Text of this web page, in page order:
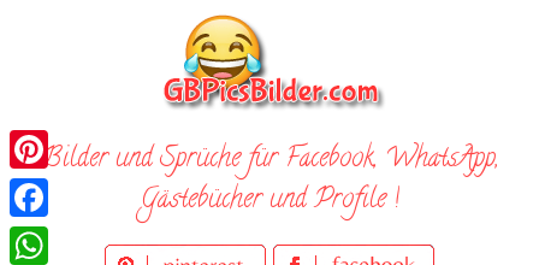
Bilder und Sprüche für Facebook, WhatsApp,
Gästebücher und Profile !
Pinterest
Facebook